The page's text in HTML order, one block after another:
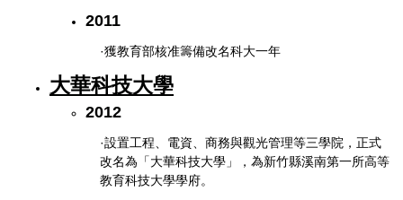
2011
·獲教育部核准籌備改名科大一年
大華科技大學
2012
·設置工程、電資、商務與觀光管理等三學院，正式
改名為「大華科技大學」，為新竹縣溪南第一所高等
教育科技大學學府。